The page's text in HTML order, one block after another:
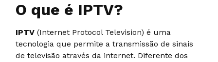
O que é IPTV?
IPTV (Internet Protocol Television) é uma
tecnologia que permite a transmissão de sinais
de televisão através da internet. Diferente dos